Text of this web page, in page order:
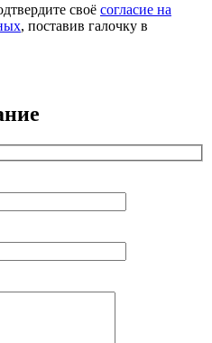
своё согласие на
, поставив галочку в